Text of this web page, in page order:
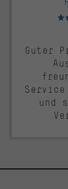
Guter
Service
und